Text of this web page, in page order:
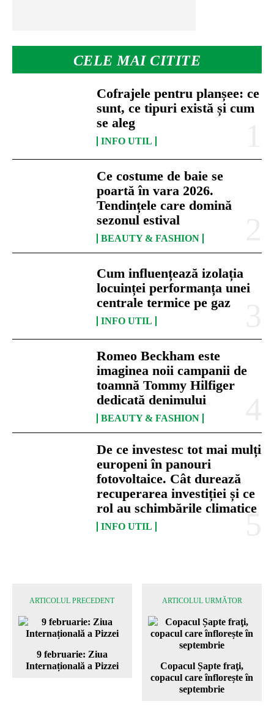
CELE MAI CITITE
Cofrajele pentru planșee: ce
sunt, ce tipuri există și cum
se aleg
INFO UTIL
Ce costume de baie se
poartă în vara 2026.
Tendințele care domină
sezonul estival
BEAUTY & FASHION
Cum influențează izolația
locuinței performanța unei
centrale termice pe gaz
INFO UTIL
Romeo Beckham este
imaginea noii campanii de
toamnă Tommy Hilfiger
dedicată denimului
BEAUTY & FASHION
De ce investesc tot mai mulți
europeni în panouri
fotovoltaice. Cât durează
recuperarea investiției și ce
rol au schimbările climatice
INFO UTIL
ARTICOLUL PRECEDENT
9 februarie: Ziua
Internațională a Pizzei
ARTICOLUL URMĂTOR
Copacul Șapte fraţi,
copacul care ȋnflorește ȋn
septembrie